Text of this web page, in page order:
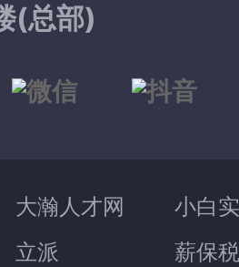
(总部)
大瀚人才网
小白
立派
薪保税